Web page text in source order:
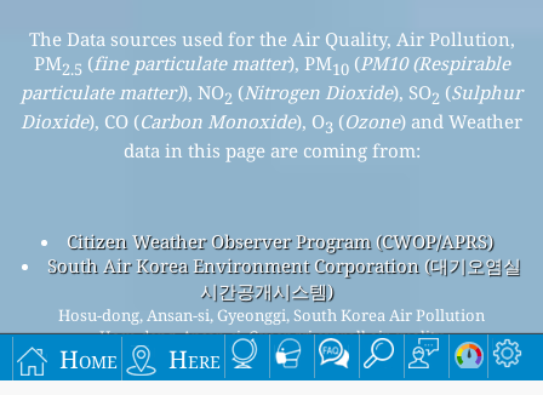
Home Here
The Data sources used for the Air Quality, Air Pollution,
PM2.5 (fine particulate matter), PM10(PM10 (Respirable
particulate matter)), NO2 (Nitrogen Dioxide), SO2 (Sulphur
Dioxide), CO (Carbon Monoxide), O3 (Ozone) and Weather
data in this page are coming from:
Citizen Weather Observer Program (CWOP/APRS)
South Air Korea Environment Corporation (대기오염실
시간공개시스템)
Hosu-dong, Ansan-si, Gyeonggi, South Korea Air Pollution
Hosu-dong, Ansan-si, Gyeonggi overall air quality
index is 29
Hosu-dong, Ansan-si, Gyeonggi PM2.5(fine particulate matter)